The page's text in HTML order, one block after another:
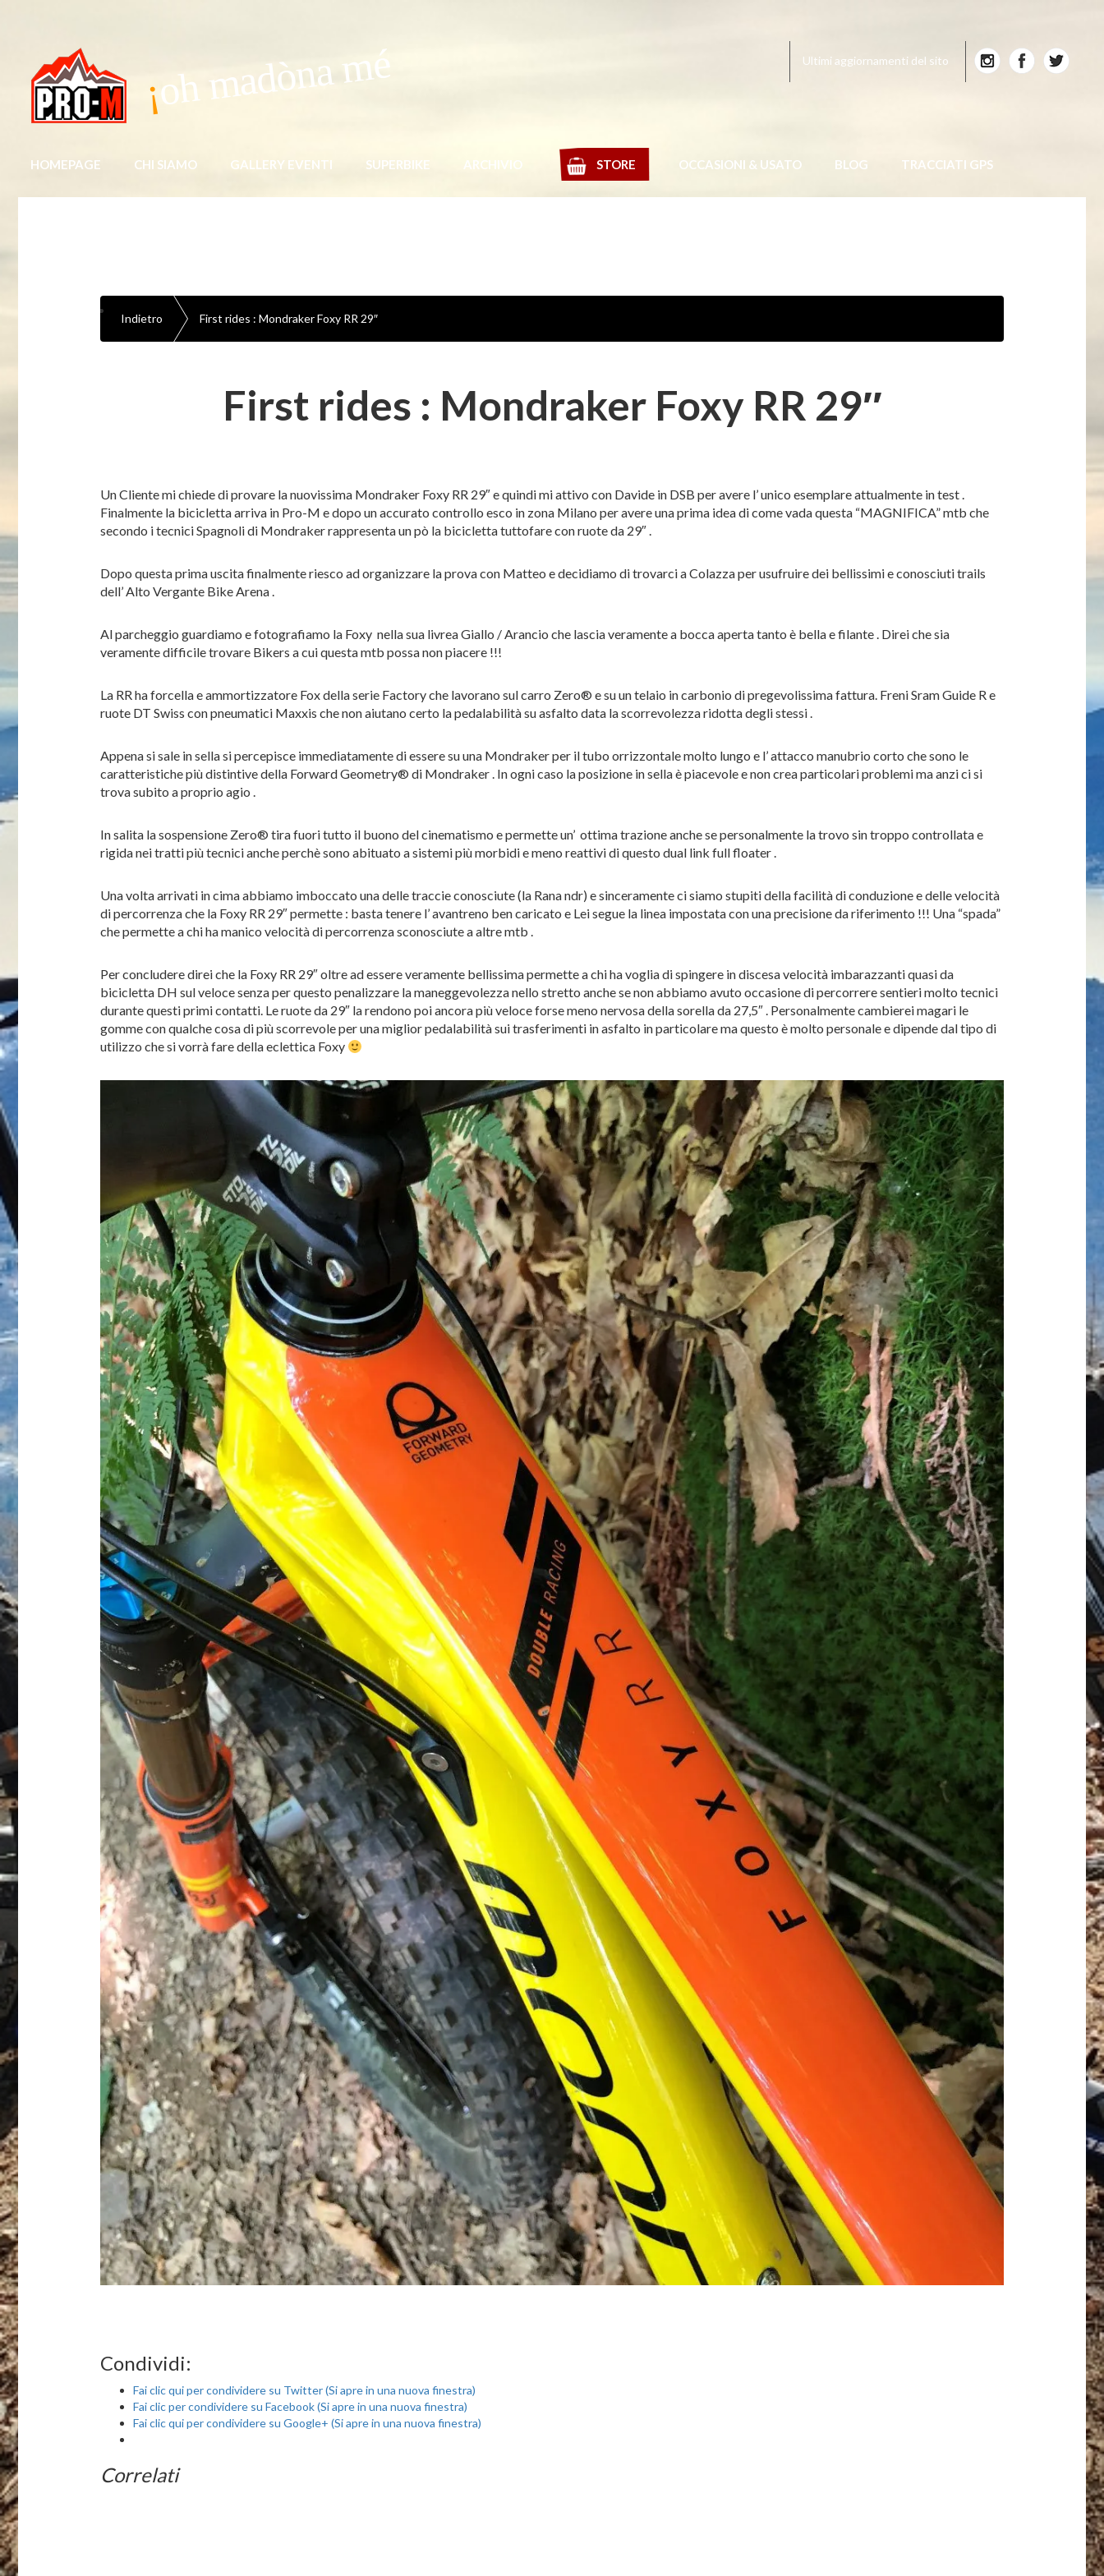
oh madòna mé Ultimi aggiornamenti del sito
HOMEPAGE CHI SIAMO GALLERY EVENTI SUPERBIKE ARCHIVIO STORE OCCASIONI & USATO BLOG TRACCIATI GPS
Indietro First rides : Mondraker Foxy RR 29″
First rides : Mondraker Foxy RR 29″
Un Cliente mi chiede di provare la nuovissima Mondraker Foxy RR 29″ e quindi mi attivo con Davide in DSB per avere l’ unico esemplare attualmente in test .
Finalmente la bicicletta arriva in Pro-M e dopo un accurato controllo esco in zona Milano per avere una prima idea di come vada questa “MAGNIFICA” mtb che
secondo i tecnici Spagnoli di Mondraker rappresenta un pò la bicicletta tuttofare con ruote da 29″ .
Dopo questa prima uscita finalmente riesco ad organizzare la prova con Matteo e decidiamo di trovarci a Colazza per usufruire dei bellissimi e conosciuti trails
dell’ Alto Vergante Bike Arena .
Al parcheggio guardiamo e fotografiamo la Foxy nella sua livrea Giallo / Arancio che lascia veramente a bocca aperta tanto è bella e filante . Direi che sia
veramente difficile trovare Bikers a cui questa mtb possa non piacere !!!
La RR ha forcella e ammortizzatore Fox della serie Factory che lavorano sul carro Zero® e su un telaio in carbonio di pregevolissima fattura. Freni Sram Guide R e
ruote DT Swiss con pneumatici Maxxis che non aiutano certo la pedalabilità su asfalto data la scorrevolezza ridotta degli stessi .
Appena si sale in sella si percepisce immediatamente di essere su una Mondraker per il tubo orrizzontale molto lungo e l’ attacco manubrio corto che sono le
caratteristiche più distintive della Forward Geometry® di Mondraker . In ogni caso la posizione in sella è piacevole e non crea particolari problemi ma anzi ci si
trova subito a proprio agio .
In salita la sospensione Zero® tira fuori tutto il buono del cinematismo e permette un’ ottima trazione anche se personalmente la trovo sin troppo controllata e
rigida nei tratti più tecnici anche perchè sono abituato a sistemi più morbidi e meno reattivi di questo dual link full floater .
Una volta arrivati in cima abbiamo imboccato una delle traccie conosciute (la Rana ndr) e sinceramente ci siamo stupiti della facilità di conduzione e delle velocità
di percorrenza che la Foxy RR 29″ permette : basta tenere l’ avantreno ben caricato e Lei segue la linea impostata con una precisione da riferimento !!! Una “spada”
che permette a chi ha manico velocità di percorrenza sconosciute a altre mtb .
Per concludere direi che la Foxy RR 29″ oltre ad essere veramente bellissima permette a chi ha voglia di spingere in discesa velocità imbarazzanti quasi da
bicicletta DH sul veloce senza per questo penalizzare la maneggevolezza nello stretto anche se non abbiamo avuto occasione di percorrere sentieri molto tecnici
durante questi primi contatti. Le ruote da 29″ la rendono poi ancora più veloce forse meno nervosa della sorella da 27,5″ . Personalmente cambierei magari le
gomme con qualche cosa di più scorrevole per una miglior pedalabilità sui trasferimenti in asfalto in particolare ma questo è molto personale e dipende dal tipo di
utilizzo che si vorrà fare della eclettica Foxy
Condividi:
Fai clic qui per condividere su Twitter (Si apre in una nuova finestra)
Fai clic per condividere su Facebook (Si apre in una nuova finestra)
Fai clic qui per condividere su Google+ (Si apre in una nuova finestra)
Correlati